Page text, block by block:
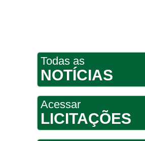
Todas as
NOTÍCIAS
Acessar
LICITAÇÕES